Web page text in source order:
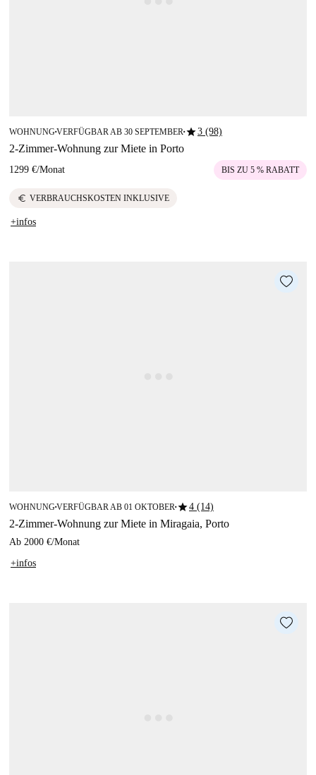
WOHNUNG■VERFÜGBAR AB 30 SEPTEMBER ■star3 (98)
2-Zimmer-Wohnung zur Miete in Porto
1299 €/Monat BIS ZU 5 % RABATT
euro VERBRAUCHSKOSTEN INKLUSIVE
+infos
WOHNUNG■VERFÜGBAR AB 01 OKTOBER■star4 (14)
2-Zimmer-Wohnung zur Miete in Miragaia, Porto
Ab 2000 €/Monat
+infos